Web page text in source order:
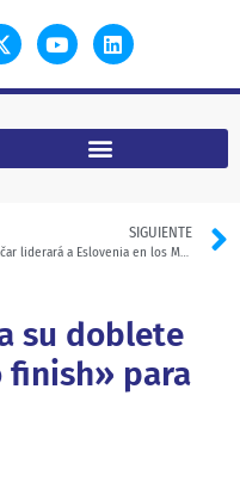
SIGUIENTE
Pogačar liderará a Eslovenia en los Mundiales de Ciclismo de Glasgow
su doblete
finish» para